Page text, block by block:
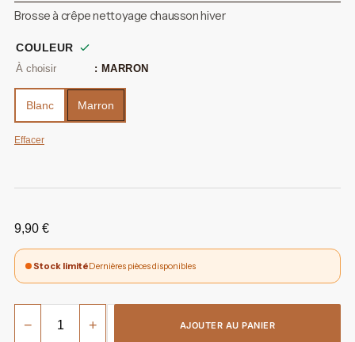
Brosse à crêpe nettoyage chausson hiver
COULEUR
: MARRON
Blanc Marron
Effacer
9,90 €
Stock limitéDernières pièces disponibles
− + AJOUTER AU PANIER